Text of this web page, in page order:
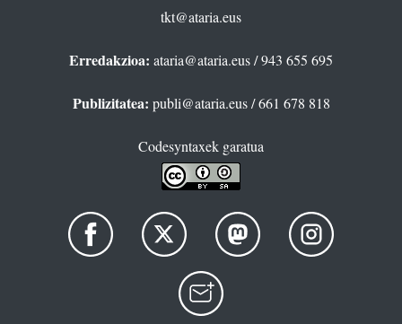
tkt@ataria.eus
Erredakzioa: ataria@ataria.eus/ 943 655 695
Publizitatea: publi@ataria.eus/ 661 678 818
Codesyntaxek garatua